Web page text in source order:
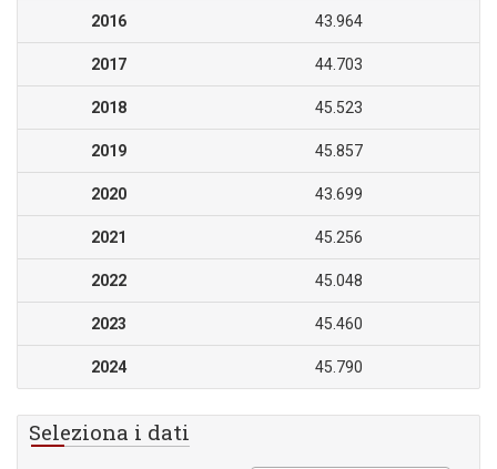
2016 43.964
2017 44.703
2018 45.523
2019 45.857
2020 43.699
2021 45.256
2022 45.048
2023 45.460
2024 45.790
Seleziona i dati